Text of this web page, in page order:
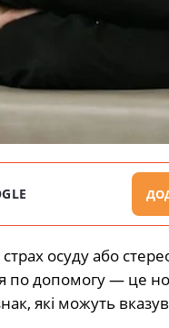
осуду або
по допомогу — це
які можуть